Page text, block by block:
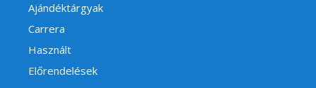
Ajándéktárgyak
Carrera
Használt
Előrendelések